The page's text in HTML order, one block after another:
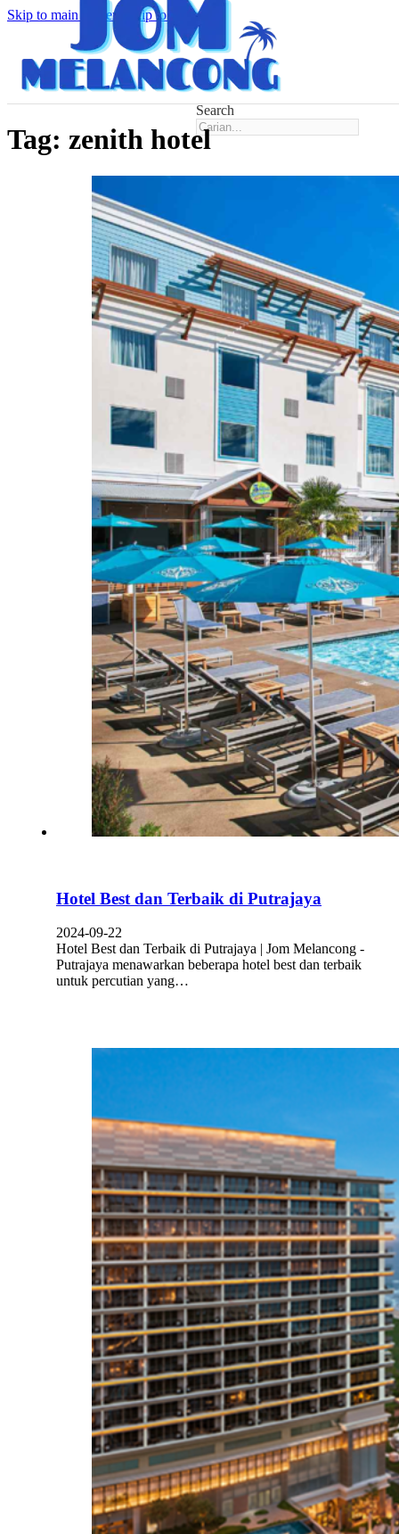
Skip to main content Skip to footer
Search
Tag: zenith hotel
Hotel Best dan Terbaik di Putrajaya
2024-09-22
Hotel Best dan Terbaik di Putrajaya | Jom Melancong -
Putrajaya menawarkan beberapa hotel best dan terbaik
untuk percutian yang…